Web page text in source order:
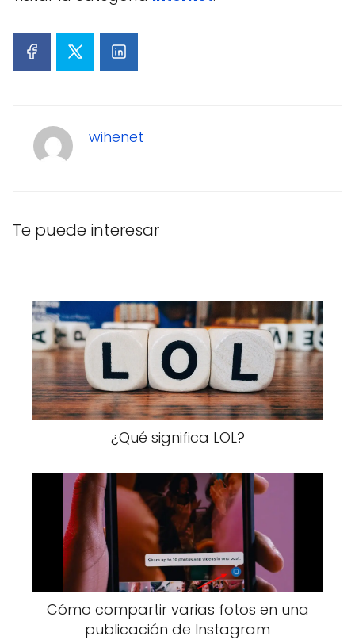
wihenet
Te puede interesar
¿Qué significa LOL?
Cómo compartir varias fotos en una
publicación de Instagram